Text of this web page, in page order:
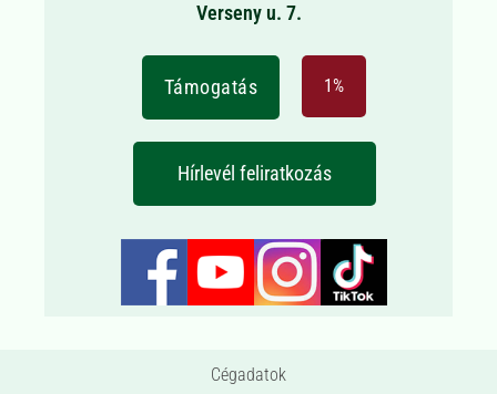
Verseny u. 7.
Támogatás 1%
Hírlevél feliratkozás
Cégadatok